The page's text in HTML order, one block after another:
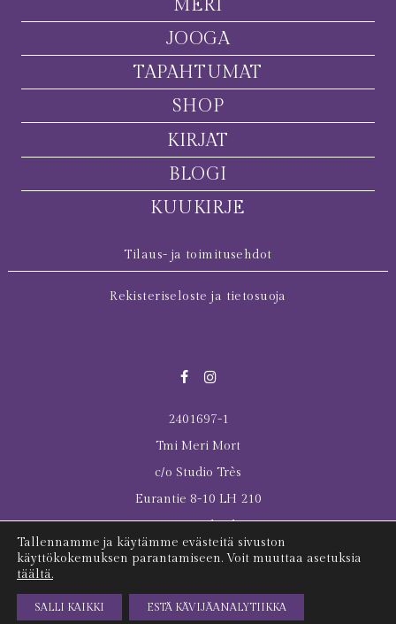
ILMAISET TOIMITUSKULUT YLI 100€ TILAUKSIIN
MERI
JOOGA
TAPAHTUMAT
SHOP
KIRJAT
BLOGI
KUUKIRJE
Tilaus- ja toimitusehdot
Rekisteriseloste ja tietosuoja
2401697-1
Tmi Meri Mort
c/o Studio Très
Eurantie 8-10 LH 210
00550 Helsinki
© 2026 All rights reserved Meri Mort
Last Tuesday was here
Tallennamme ja käytämme evästeitä sivuston
käyttökokemuksen parantamiseen. Voit muuttaa asetuksia
täältä.
SALLI KAIKKI ESTÄ KÄVIJÄANALYTIIKKA